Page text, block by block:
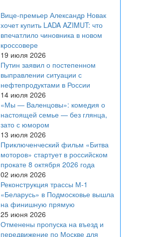
Вице‑премьер Александр Новак
хочет купить LADA AZIMUT: что
впечатлило чиновника в новом
кроссовере
19 июля 2026
Путин заявил о постепенном
выправлении ситуации с
нефтепродуктами в России
14 июля 2026
«Мы — Валенцовы»: комедия о
настоящей семье — без глянца,
зато с юмором
13 июля 2026
Приключенческий фильм «Битва
моторов» стартует в российском
прокате 8 октября 2026 года
02 июля 2026
Реконструкция трассы М-1
«Беларусь» в Подмосковье вышла
на финишную прямую
25 июня 2026
Отменены пропуска на въезд и
передвижение по Москве для